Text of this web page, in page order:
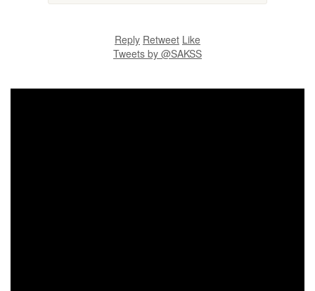
Reply Retweet Like
Tweets by @SAKSS